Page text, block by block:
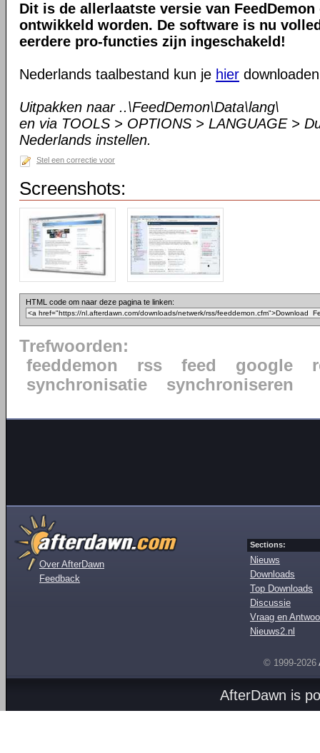
Dit is de allerlaatste versie van
ontwikkeld worden. De software is nu
eerdere pro-functies zijn ingeschakeld!
Nederlands taalbestand kun je hier
Uitpakken naar ..\FeedDemon\Data\lang\
en via TOOLS > OPTIONS > LANGUAGE >
Nederlands instellen.
Stel een correctie voor
Screenshots:
HTML code om naar deze pagina te linken:
Trefwoorden:
feeddemon
rss feed google
synchronisatie
synchroniseren
Over AfterDawn
Feedback
Sections:
Nieuws
Downloads
Top Downloads
Discussie
Vraag en
Nieuws2.nl
© 1999-2026
AfterDawn is